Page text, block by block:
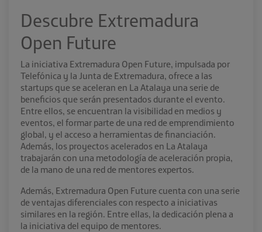
Descubre Extremadura
Open Future
La iniciativa Extremadura Open Future, impulsada por
Telefónica y la Junta de Extremadura, ofrece a las
startups que se aceleran en La Atalaya una serie de
beneficios que serán presentados durante el evento.
Entre ellos, se encuentran la visibilidad en medios y
eventos, el formar parte de una red de emprendimiento
global, y el acceso a herramientas de financiación.
Además, los proyectos acelerados en La Atalaya
trabajarán con una metodología de aceleración propia,
de la mano de una red de mentores expertos.
Además, Extremadura Open Future cuenta con una serie
de ventajas diferenciales con respecto a iniciativas
similares en la región. Entre ellas, la dedicación plena a
la iniciativa del equipo de mentores.